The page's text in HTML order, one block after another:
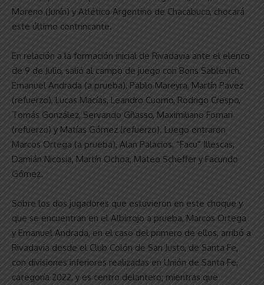
Moreno (Junín) y Atlético Argentino de Chacabuco, chocará
este último contrincante.
En relación a la formación inicial de Rivadavia ante el elenco
de 9 de Julio, salió al campo de juego con Boris Sablevich,
Emanuel Andrada (a prueba), Pablo Mareyra, Martín Pavez
(refuerzo), Lucas Macías, Leandro Cuomo, Rodrigo Crespo,
Tomás González, Servando Gñasso, Maximiliano Fornari
(refuerzo) y Matías Gómez (refuerzo). Luego entraron
Marcos Ortega (a prueba), Alan Palacios, “Facu” Illescas,
Damián Nicosia, Martín Ochoa, Mateo Scheffer y Facundo
Gómez.
Sobre los dos jugadores que estuvieron en este choque y
que se encuentran en el Albirrojo a prueba, Marcos Ortega
y Emanuel Andrada, en el caso del primero de ellos, arribó a
Rivadavia desde el Club Colón de San Justo, de Santa Fe,
con divisiones inferiores realizadas en Unión de Santa Fe,
categoría 2022, y es centro delantero; mientras que